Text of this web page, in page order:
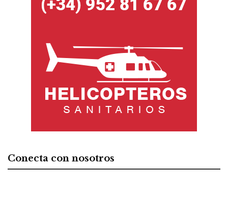
Conecta con nosotros